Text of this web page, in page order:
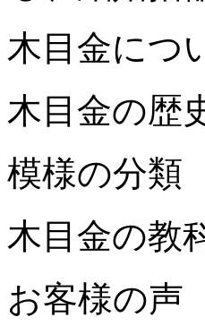
木目金につ
木目金の歴
模様の分類
木目金の教
お客様の声